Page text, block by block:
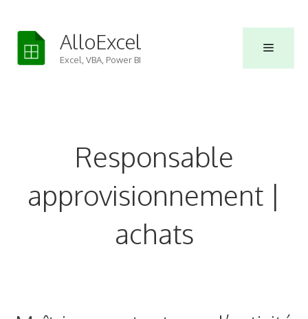
content
AlloExcel
Excel, VBA, Power BI
Menu
Responsable
approvisionnement |
achats